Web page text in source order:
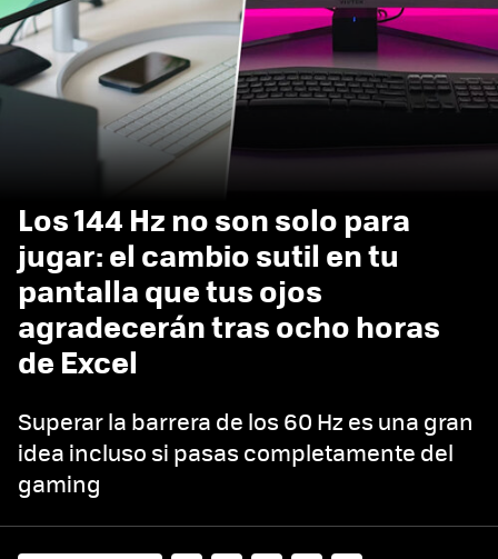
Los 144 Hz no son solo para
jugar: el cambio sutil en tu
pantalla que tus ojos
agradecerán tras ocho horas
de Excel
Superar la barrera de los 60 Hz es una gran
idea incluso si pasas completamente del
gaming